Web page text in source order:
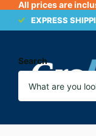
All prices are
EXPRESS
EXPRESS
Search